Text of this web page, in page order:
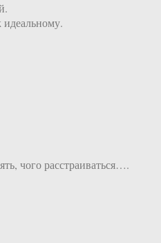
чого расстраиваться….